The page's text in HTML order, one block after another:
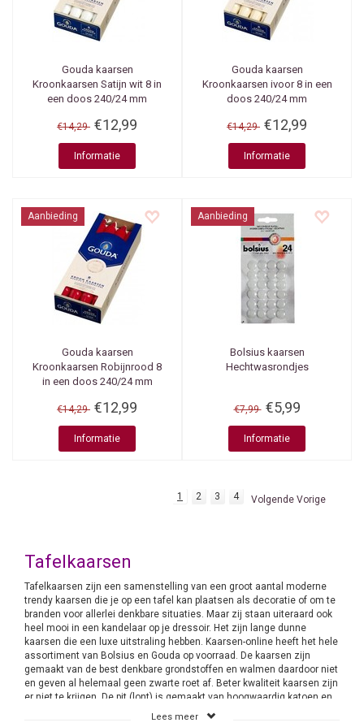
Gouda kaarsen
Kroonkaarsen Satijn wit 8 in
een doos 240/24 mm
€14,29 €12,99
Informatie
Gouda kaarsen
Kroonkaarsen ivoor 8 in een
doos 240/24 mm
€14,29 €12,99
Informatie
Aanbieding
Gouda kaarsen
Kroonkaarsen Robijnrood 8
in een doos 240/24 mm
€14,29 €12,99
Informatie
Aanbieding
Bolsius kaarsen
Hechtwasrondjes
€7,99 €5,99
Informatie
1 2 3 4 Volgende Vorige
Tafelkaarsen
Tafelkaarsen zijn een samenstelling van een groot aantal moderne
trendy kaarsen die je op een tafel kan plaatsen als decoratie of om te
branden voor allerlei denkbare situaties. Maar zij staan uiteraard ook
heel mooi in een kandelaar op je dressoir. Het zijn lange dunne
kaarsen die een luxe uitstraling hebben. Kaarsen-online heeft het hele
assortiment van Bolsius en Gouda op voorraad. De kaarsen zijn
gemaakt van de best denkbare grondstoffen en walmen daardoor niet
en geven al helemaal geen zwarte roet af. Beter kwaliteit kaarsen zijn
er niet te krijgen. De pit (lont) is gemaakt van hoogwaardig katoen en
speciaal geweven waardoor de brandeigenschappen uitstekend zijn.
Lees meer